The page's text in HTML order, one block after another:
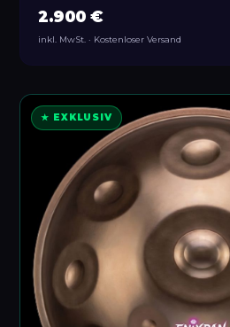
2.900 €
inkl. MwSt. · Kostenloser Versand
★ EXKLUSIV